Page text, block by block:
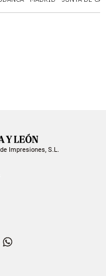
Impresiones, S.L.
Dailymotion